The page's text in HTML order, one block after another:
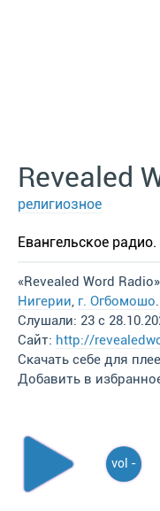
Revealed
религиозное
Евангельское радио.
«Revealed Word
Нигерии, г. Огбомошо.
Слушали: 23 с
Сайт: http://
Скачать себе для
Добавить в
vol -